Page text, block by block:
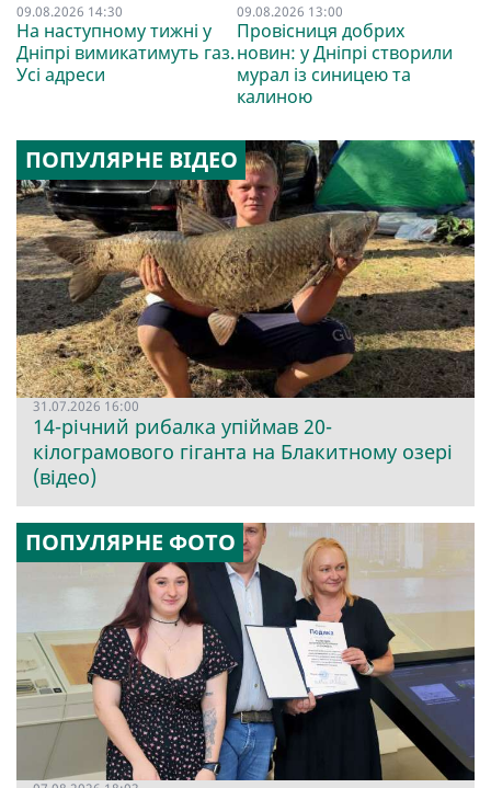
09.08.2026 14:30
На наступному тижні у
Дніпрі вимикатимуть газ.
Усі адреси
09.08.2026 13:00
Провісниця добрих
новин: у Дніпрі створили
мурал із синицею та
калиною
ПОПУЛЯРНЕ ВІДЕО
31.07.2026 16:00
14-річний рибалка упіймав 20-
кілограмового гіганта на Блакитному озері
(відео)
ПОПУЛЯРНЕ ФОТО